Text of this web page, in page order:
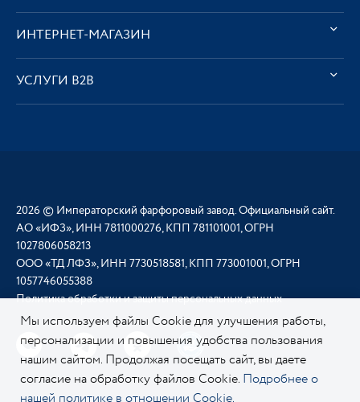
ИНТЕРНЕТ-МАГАЗИН
УСЛУГИ В2В
2026 © Императорский фарфоровый завод. Официальный сайт.
АО «ИФЗ», ИНН 7811000276, КПП 781101001, ОГРН
1027806058213
ООО «ТД ЛФЗ», ИНН 7730518581, КПП 773001001, ОГРН
1057746055388
Политика обработки и защиты персональных данных
Мы используем файлы Cookie для улучшения работы,
персонализации и повышения удобства пользования
нашим сайтом. Продолжая посещать сайт, вы даете
согласие на обработку файлов Cookie. Подробнее о